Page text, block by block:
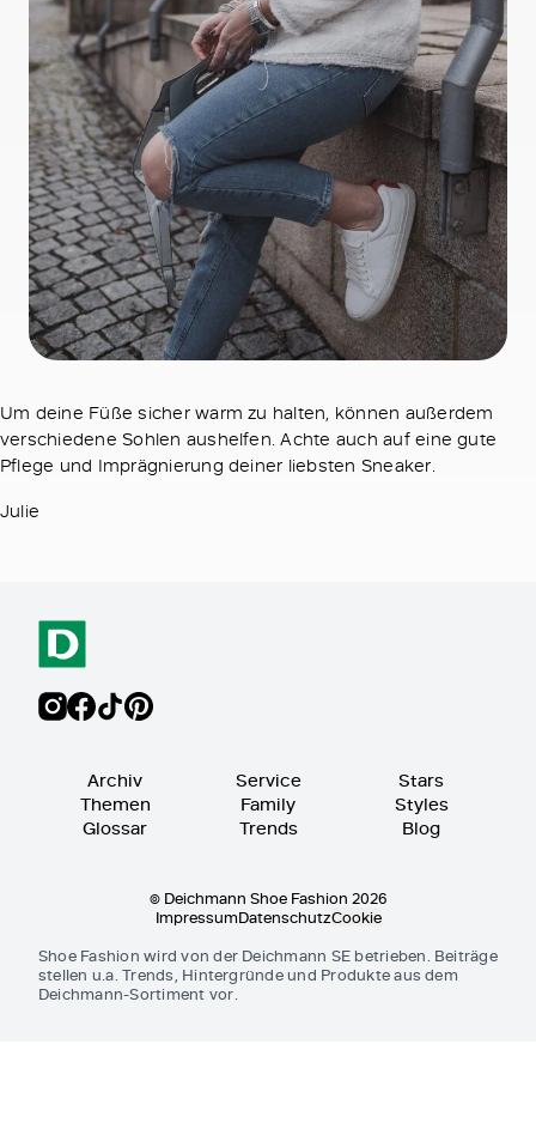
Um deine Füße sicher warm zu halten, können außerdem
verschiedene Sohlen aushelfen. Achte auch auf eine gute
Pflege und Imprägnierung deiner liebsten Sneaker.
Julie
Archiv
Themen
Glossar
Service
Family
Trends
Stars
Styles
Blog
© Deichmann Shoe Fashion 2026
ImpressumDatenschutzCookie
Shoe Fashion wird von der Deichmann SE betrieben. Beiträge
stellen u.a. Trends, Hintergründe und Produkte aus dem
Deichmann-Sortiment vor.